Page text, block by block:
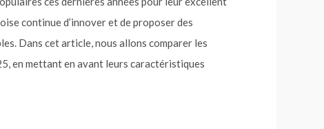
continue d’innover et de proposer des
Dans cet article, nous allons comparer les
en mettant en avant leurs caractéristiques